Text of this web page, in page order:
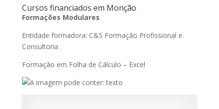
Cursos financiados em Monção
Formações Modulares
Entidade formadora: C&S Formação Profissional e
Consultoria
Formação em Folha de Cálculo – Excel